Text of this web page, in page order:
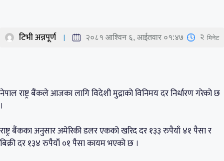
टिभी अन्नपूर्ण २०८१ आश्विन ६, आईतवार ०१:४७ 2 मिनेट
नेपाल राष्ट्र बैंकले आजका लागि विदेशी मुद्राको विनिमय दर निर्धारण गरेको छ
।
राष्ट्र बैंकका अनुसार अमेरिकी डलर एकको खरिद दर १३३ रुपैयाँ ४१ पैसा र
बिक्री दर १३४ रुपैयाँ ०१ पैसा कायम भएको छ ।